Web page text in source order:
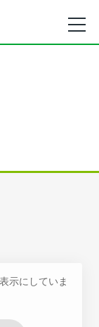
示にしていま